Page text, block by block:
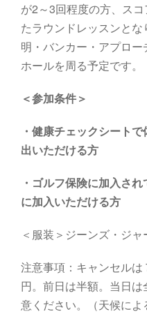
が2～3回程度の方、ス
たラウンドレッスンと
明・バンカー・アプロ
ホールを周る予定です。
＜参加条件＞
・健康チェックシート
出いただける方
・ ゴルフ保険に加入さ
に加入いただける方
＜服装＞ジーンズ・ジャ
注意事項：キャンセル
円。前日は半額。当日
意ください。（天候に